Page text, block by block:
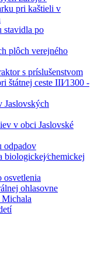
pri kaštieli v
stavidla po
plôch verejného
s príslušenstvom
štátnej ceste III⁄1300 -
Jaslovských
v obci Jaslovské
odpadov
osvetlenia
ohlasovne
Michala